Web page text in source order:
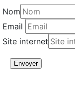
Nom
Email
Site internet
Envoyer